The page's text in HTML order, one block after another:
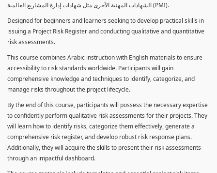
الشهادات المهنية الأخرى مثل شهادات إدارة المشاريع العالمية (PMI).
Designed for beginners and learners seeking to develop practical skills in
issuing a Project Risk Register and conducting qualitative and quantitative
risk assessments.
This course combines Arabic instruction with English materials to ensure
accessibility to risk standards worldwide. Participants will gain
comprehensive knowledge and techniques to identify, categorize, and
manage risks throughout the project lifecycle.
By the end of this course, participants will possess the necessary expertise
to confidently perform qualitative risk assessments for their projects. They
will learn how to identify risks, categorize them effectively, generate a
comprehensive risk register, and develop robust risk response plans.
Additionally, they will acquire the skills to present their risk assessments
through an impactful dashboard.